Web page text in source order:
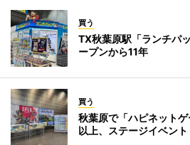
買う
TX秋葉原駅「ランチパ
ープンから11年
買う
秋葉原で「ハピネット
以上、ステージイベン